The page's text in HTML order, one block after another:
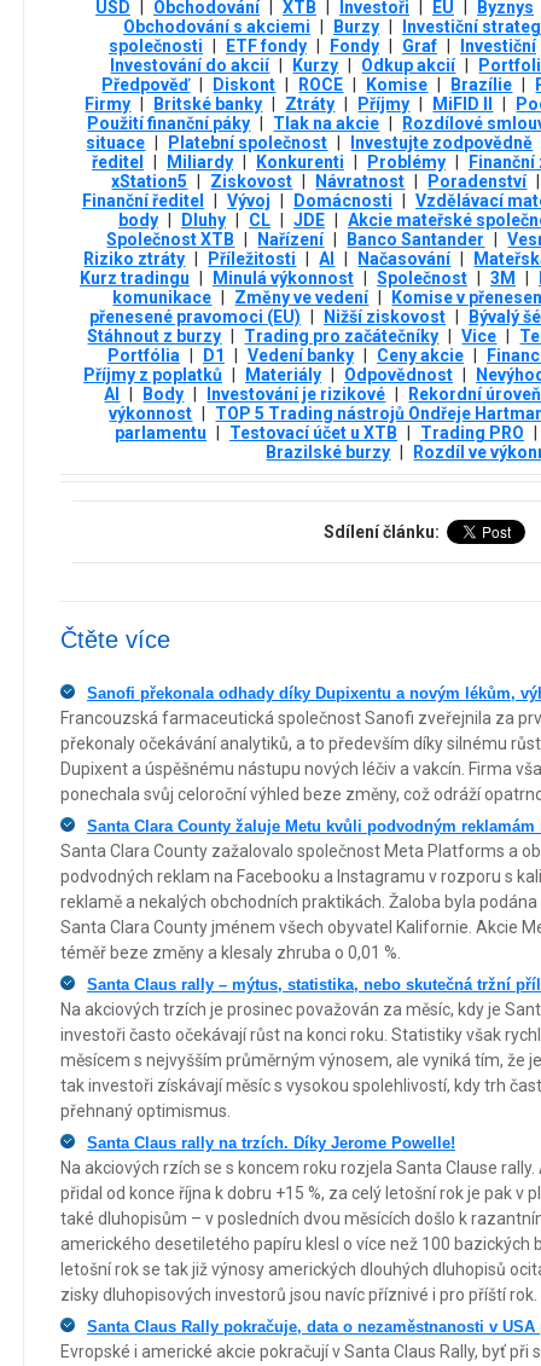
USD Obchodování XTB Investoři EU
Byznys
Obchodování s akciemi
Burzy
Investiční
společnosti
ETF fondy Fondy Graf
Investiční
Investování do akcií
Kurzy Odkup akcií
Předpověď
Diskont ROCE Komise Brazílie
Firmy
Britské banky Ztráty Příjmy MiFID II
Použití finanční páky
Tlak na akcie
Rozdílové
situace
Platební společnost
Investujte zodpovědně
ředitel
Miliardy Konkurenti Problémy
xStation5
Ziskovost Návratnost Poradenství
Finanční ředitel
Vývoj Domácnosti
Vzdělávací
body
Dluhy CL JDE
Akcie mateřské
Společnost XTB
Nařízení Banco Santander
Riziko ztráty
Příležitosti AI Načasování
Kurz tradingu
Minulá výkonnost Společnost 3М
komunikace
Změny ve vedení
Komise v
přenesené pravomoci (EU)
Nižší ziskovost
Bývalý
Stáhnout z burzy
Trading pro začátečníky Vice
Portfólia
D1 Vedení banky Ceny akcie
Příjmy z poplatků
Materiály Odpovědnost
AI
Body Investování je rizikové
Rekordní úroveň
výkonnost
TOP 5 Trading nástrojů Ondřeje
parlamentu
Testovací účet u XTB Trading PRO
Brazilské burzy
Rozdíl ve
Sdílení článku:
Čtěte více
Sanofi překonala odhady díky Dupixentu a novým lékům,
Francouzská farmaceutická společnost Sanofi zveřejnila za
překonaly očekávání analytiků, a to především díky silnému
Dupixent a úspěšnému nástupu nových léčiv a vakcín. Firma
ponechala svůj celoroční výhled beze změny, což odráží
Santa Clara County žaluje Metu kvůli podvodným reklamám
Santa Clara County zažalovalo společnost Meta Platforms a
podvodných reklam na Facebooku a Instagramu v rozporu s
reklamě a nekalých obchodních praktikách. Žaloba byla
Santa Clara County jménem všech obyvatel Kalifornie. Akcie
téměř beze změny a klesaly zhruba o 0,01 %.
Santa Claus rally – mýtus, statistika, nebo skutečná tržní
Na akciových trzích je prosinec považován za měsíc, kdy je
investoři často očekávají růst na konci roku. Statistiky však
měsícem s nejvyšším průměrným výnosem, ale vyniká tím, že
tak investoři získávají měsíc s vysokou spolehlivostí, kdy trh
přehnaný optimismus.
Santa Claus rally na trzích. Díky Jerome Powelle!
Na akciových rzích se s koncem roku rozjela Santa Clause
přidal od konce října k dobru +15 %, za celý letošní rok je pak v
také dluhopisům – v posledních dvou měsících došlo k
amerického desetiletého papíru klesl o více než 100 bazických
letošní rok se tak již výnosy amerických dlouhých dluhopisů
zisky dluhopisových investorů jsou navíc příznivé i pro příští rok.
Santa Claus Rally pokračuje, data o nezaměstnanosti v
Evropské i americké akcie pokračují v Santa Claus Rally, byť při